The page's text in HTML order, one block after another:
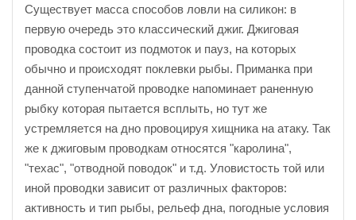
Существует масса способов ловли на силикон: в
первую очередь это классический джиг. Джиговая
проводка состоит из подмоток и пауз, на которых
обычно и происходят поклевки рыбы. Приманка при
данной ступенчатой проводке напоминает раненную
рыбку которая пытается всплыть, но тут же
устремляется на дно провоцируя хищника на атаку. Так
же к джиговым проводкам относятся "каролина",
"техас", "отводной поводок" и т.д. Уловистость той или
иной проводки зависит от различных факторов:
активность и тип рыбы, рельеф дна, погодные условия